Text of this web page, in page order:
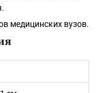
медицинских вузов.